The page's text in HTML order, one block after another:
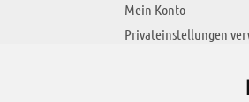
Mein Konto
Privateinstellungen